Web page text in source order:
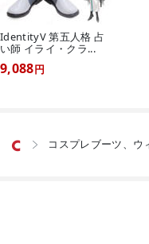
IdentityV 第五人格 占
い師 イライ・クラ...
9,088円
 コスプレブーツ、ウ